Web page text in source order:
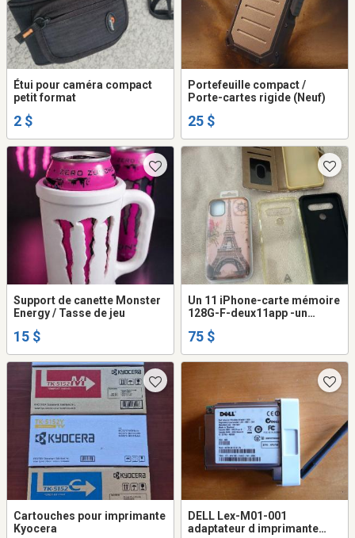
Étui pour caméra compact
petit format
2 $
Portefeuille compact /
Porte-cartes rigide (Neuf)
25 $
Support de canette Monster
Energy / Tasse de jeu
15 $
Un 11 iPhone-carte mémoire
128G-F-deux11app -un
75 $
Cartouches pour imprimante
Kyocera
DELL Lex-M01-001
adaptateur d imprimante